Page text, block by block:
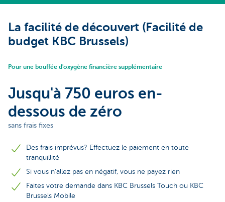
La facilité de découvert (Facilité de
budget KBC Brussels)
Pour une bouffée d'oxygène financière supplémentaire
Jusqu'à 750 euros en-
dessous de zéro
sans frais fixes
Des frais imprévus? Effectuez le paiement en toute
tranquillité
Si vous n’allez pas en négatif, vous ne payez rien
Faites votre demande dans KBC Brussels Touch ou KBC
Brussels Mobile